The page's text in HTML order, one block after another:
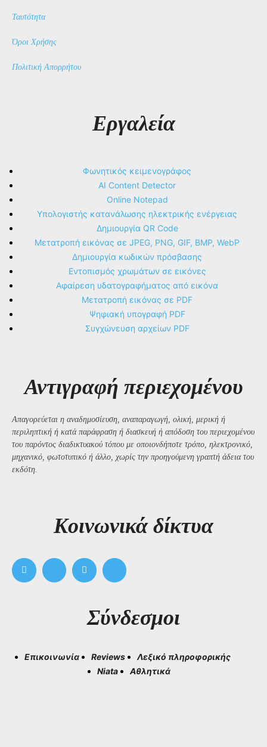
Ταυτότητα
Όροι Χρήσης
Πολιτική Απορρήτου
Εργαλεία
Φωνητικός κειμενογράφος
AI Content Detector
Online Notepad
Υπολογιστής κατανάλωσης ηλεκτρικής ενέργειας
Δημιουργία QR Code
Μετατροπή εικόνας σε JPEG, PNG, GIF, BMP, WebP
Δημιουργία κωδικών πρόσβασης
Εντοπισμός χρωμάτων σε εικόνες
Αφαίρεση υδατογραφήματος από εικόνα
Μετατροπή εικόνας σε PDF
Ψηφιακή υπογραφή PDF
Συγχώνευση αρχείων PDF
Αντιγραφή περιεχομένου
Απαγορεύεται η αναδημοσίευση, αναπαραγωγή, ολική, μερική ή
περιληπτική ή κατά παράφραση ή διασκευή ή απόδοση του περιεχομένου
του παρόντος διαδικτυακού τόπου με οποιονδήποτε τρόπο, ηλεκτρονικό,
μηχανικό, φωτοτυπικό ή άλλο, χωρίς την προηγούμενη γραπτή άδεια του
εκδότη.
Kοινωνικά δίκτυα
Σύνδεσμοι
Επικοινωνία Reviews
Λεξικό πληροφορικής
Niata
Αθλητικά